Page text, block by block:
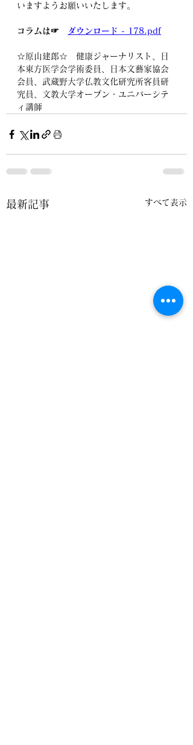
いますようお願いいたします。
コラムは☞ ダウンロード - 178.pdf
☆原山建郎☆　健康ジャーナリスト、日
本東方医学会学術委員、日本文藝家協会
会員、武蔵野大学仏教文化研究所客員研
究員、文教大学オープン・ユニバーシテ
ィ講師
最新記事 すべて表示